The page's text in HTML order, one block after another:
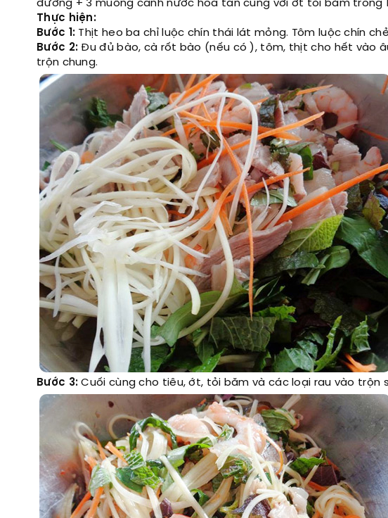
đường + 3 muỗng canh nước hoà tan cùng với ớt tỏi băm trong
Thực hiện:
Bước 1: Thịt heo ba chỉ luộc chín thái lát mỏng. Tôm luộc chín
Bước 2: Đu đủ bào, cà rốt bào (nếu có ), tôm, thịt cho hết vào
trộn chung.
Bước 3:Cuối cùng cho tiêu, ớt, tỏi băm và các loại rau vào trộn